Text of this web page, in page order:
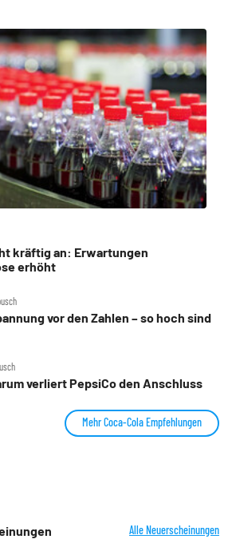
kräftig an: Erwartungen
erhöht
vor den Zahlen – so hoch sind
verliert PepsiCo den Anschluss
Mehr Coca-Cola Empfehlungen
Alle Neuerscheinungen